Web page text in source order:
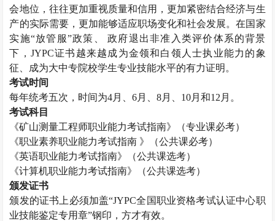
会地位，往往更加重视质量和信用，更加紧密结合经济与生
产的实际需要，更加能够适应职场变化和社会发展。在国家
实施“放管服”政策、 政府退出非准入类评价体系的背景
下， JYPC证书越来越成为金领和白领人士执业能力的象
征、成为大中专院校学生专业技能水平的有力证明。
考试时间
每年统考五次，时间为4月、6月、8月、 10月和12 月。
考试科目
《矿山测量工程师职业能力考试指南》（专业课必考）
《职业素养职业能力考试指南 》（公共课必考）
《英语职业能力考试指南》（公共课选考）
《计算机职业能力考试指南》（公共课选考）
颁发证书
颁发的证书上必须加盖“JYPC全国职业资格考试认证中心职
业技能鉴定专用章”钢印，方才有效。